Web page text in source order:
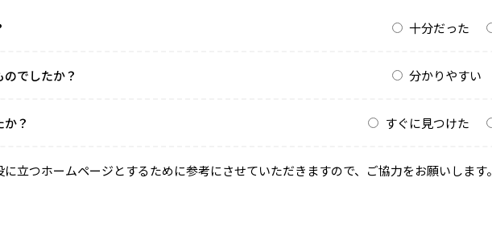
十分だった
でしたか？ 分かりやすい
？ すぐに見つけた
立つホームページとするために参考にさせていただきますので、ご協力をお願いします。